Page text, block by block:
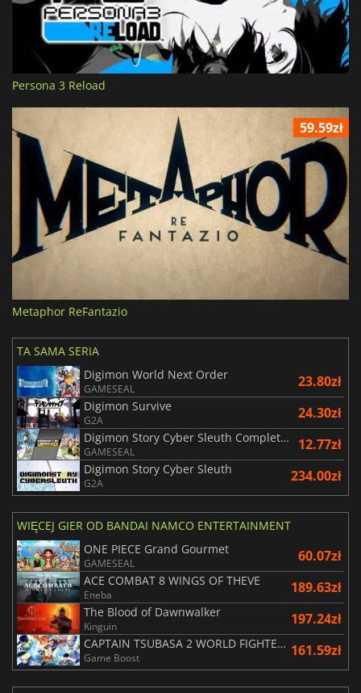
Persona 3 Reload
59.59zł
Metaphor ReFantazio
TA SAMA SERIA
Digimon World Next Order
GAMESEAL 23.80zł
Digimon Survive
G2A 24.30zł
Digimon Story Cyber Sleuth Complete Edition
GAMESEAL 12.77zł
Digimon Story Cyber Sleuth
G2A 234.00zł
WIĘCEJ GIER OD BANDAI NAMCO ENTERTAINMENT
ONE PIECE Grand Gourmet
GAMESEAL 60.07zł
ACE COMBAT 8 WINGS OF THEVE
Eneba 189.63zł
The Blood of Dawnwalker
Kinguin 197.24zł
CAPTAIN TSUBASA 2 WORLD FIGHTERS
Game Boost 161.59zł